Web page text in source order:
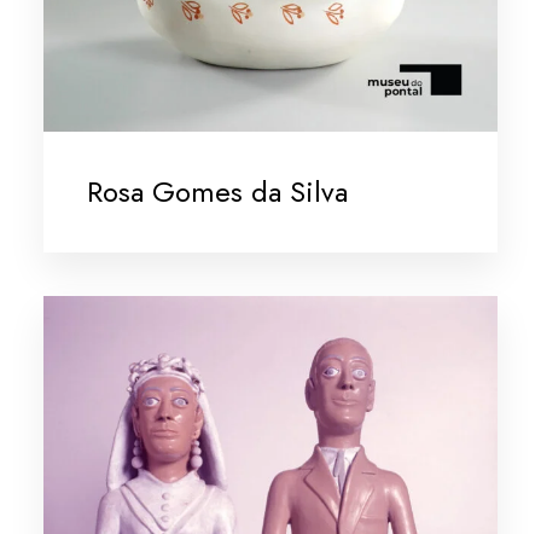
Rosa Gomes da Silva